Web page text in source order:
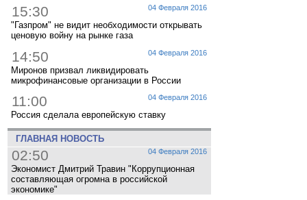
04 Февраля 2016
15:30
"Газпром" не видит необходимости открывать
ценовую войну на рынке газа
04 Февраля 2016
14:50
Миронов призвал ликвидировать
микрофинансовые организации в России
04 Февраля 2016
11:00
Россия сделала европейскую ставку
ГЛАВНАЯ НОВОСТЬ
04 Февраля 2016
02:50
Экономист Дмитрий Травин "Коррупционная
составляющая огромна в российской
экономике"